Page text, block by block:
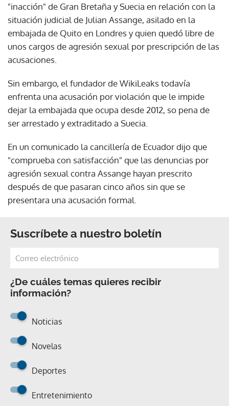
"inacción" de Gran Bretaña y Suecia en relación con la
situación judicial de Julian Assange, asilado en la
embajada de Quito en Londres y quien quedó libre de
unos cargos de agresión sexual por prescripción de las
acusaciones.
Sin embargo, el fundador de WikiLeaks todavía
enfrenta una acusación por violación que le impide
dejar la embajada que ocupa desde 2012, so pena de
ser arrestado y extraditado a Suecia.
En un comunicado la cancillería de Ecuador dijo que
"comprueba con satisfacción" que las denuncias por
agresión sexual contra Assange hayan prescrito
después de que pasaran cinco años sin que se
presentara una acusación formal.
Suscríbete a nuestro boletín
¿De cuáles temas quieres recibir
información?
Noticias
Novelas
Deportes
Entretenimiento